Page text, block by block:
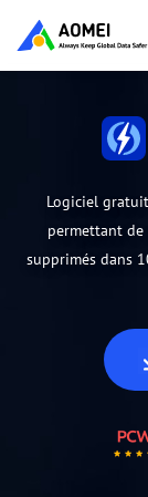
Logiciel
permettant de
supprimés dans